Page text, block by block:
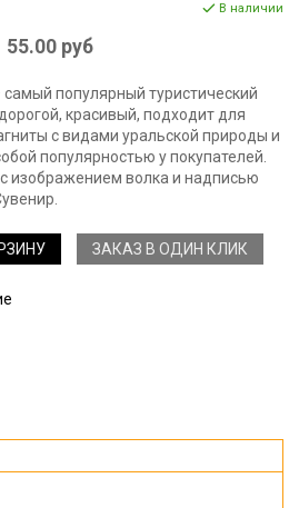
В наличии
55.00 руб
самый популярный туристический
красивый, подходит для
с видами уральской природы и
популярностью у покупателей.
изображением волка и надписью
ЗАКАЗ В ОДИН КЛИК